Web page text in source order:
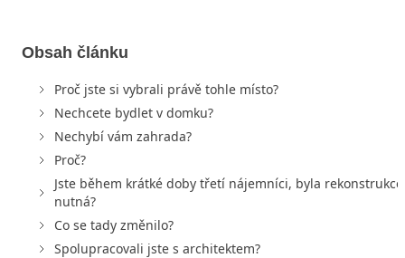
Obsah článku
Proč jste si vybrali právě tohle místo?
Nechcete bydlet v domku?
Nechybí vám zahrada?
Proč?
Jste během krátké doby třetí nájemníci, byla rekonstrukce
nutná?
Co se tady změnilo?
Spolupracovali jste s architektem?